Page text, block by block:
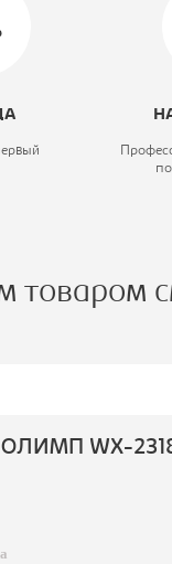
товаром
ОЛИМП WX-